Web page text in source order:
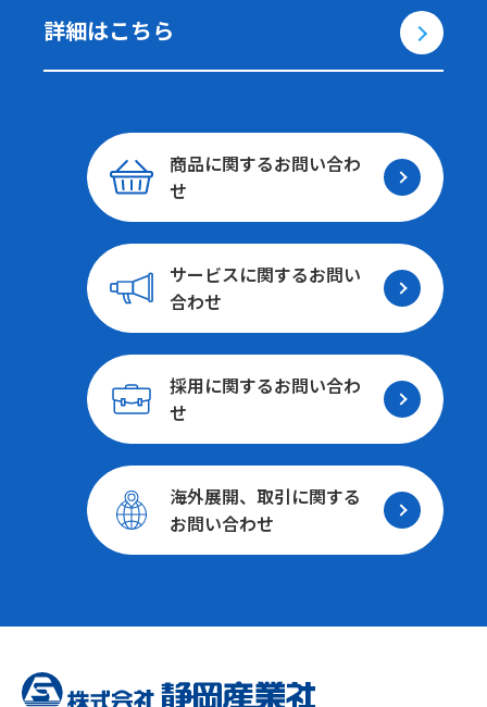
詳細はこちら
商品に関するお問い合わ
せ
サービスに関するお問い
合わせ
採用に関するお問い合わ
せ
海外展開、取引に関する
お問い合わせ